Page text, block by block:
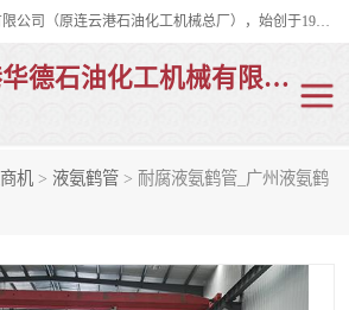
连云港华德石油化工机械有限公司（原连云港石油化工机械总厂），始创于1982年，是从事码头船用流体装卸臂、陆用流体装卸臂（鹤管）、活动梯、钢构平台、定量装车系统等全系列流体装卸设备的设计、制造、销售以及服务的专业供应商。
连云港华德石油化工机械有限公司
机 > 液氨鹤管 > 耐腐液氨鹤管_广州液氨鹤
液氯鹤管